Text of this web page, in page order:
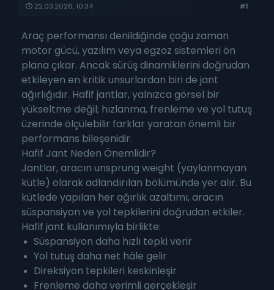
22.03.2026, 10:34 #1
Araç performansı denildiğinde çoğu zaman
motor gücü, yazılım veya egzoz sistemleri ön
plana çıkar. Ancak sürüş dinamiklerini doğrudan
etkileyen en kritik unsurlardan biri de jant
ağırlığıdır. Hafif jantlar, yalnızca görsel bir
yükseltme değil; hızlanma, frenleme ve yol tutuş
üzerinde ölçülebilir farklar yaratan önemli bir
performans bileşenidir.
Hafif Jant Neden Önemlidir?
Jantlar, aracın unsprung weight (yaylanmayan
kütle) olarak adlandırılan bölümünde yer alır. Bu
kütlede yapılan her ağırlık azaltımı, aracın
süspansiyon ve yol tepkilerini doğrudan etkiler.
Hafif jant kullanımıyla birlikte:
Süspansiyon daha hızlı tepki verir
Yol tutuş daha net hâle gelir
Direksiyon tepkileri keskinleşir
Frenleme daha verimli gerçekleşir